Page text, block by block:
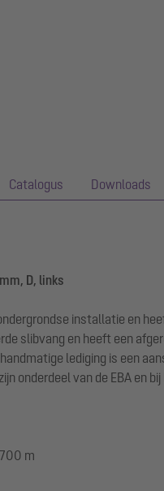
Catalogus Downloads
D, links
installatie en
slibvang en heeft een
lediging is een
onderdeel van de EBA en
m